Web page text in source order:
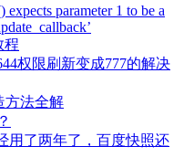
parameter 1 to be a
程
权限刷新变成777的解决
方法全解
用了两年了，百度快照还